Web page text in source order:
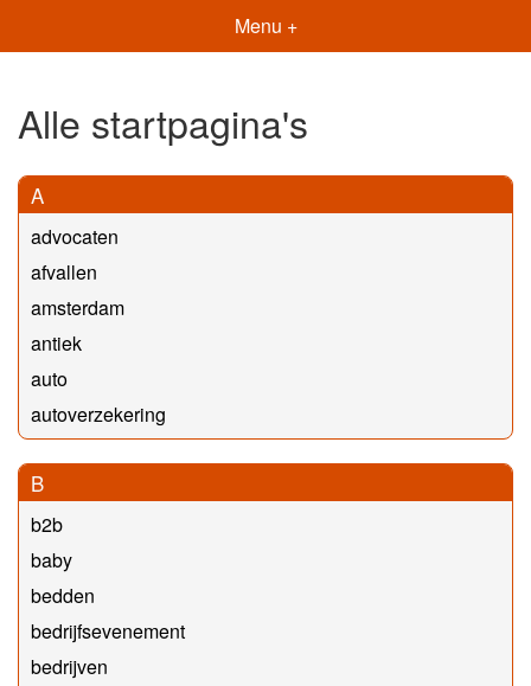
Menu +
Alle startpagina's
A
advocaten
afvallen
amsterdam
antiek
auto
autoverzekering
B
b2b
baby
bedden
bedrijfsevenement
bedrijven